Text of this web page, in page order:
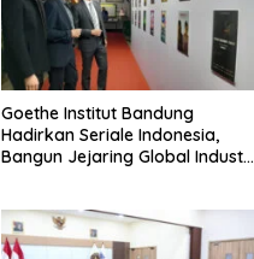
Goethe Institut Bandung
Hadirkan Seriale Indonesia,
Bangun Jejaring Global Industri